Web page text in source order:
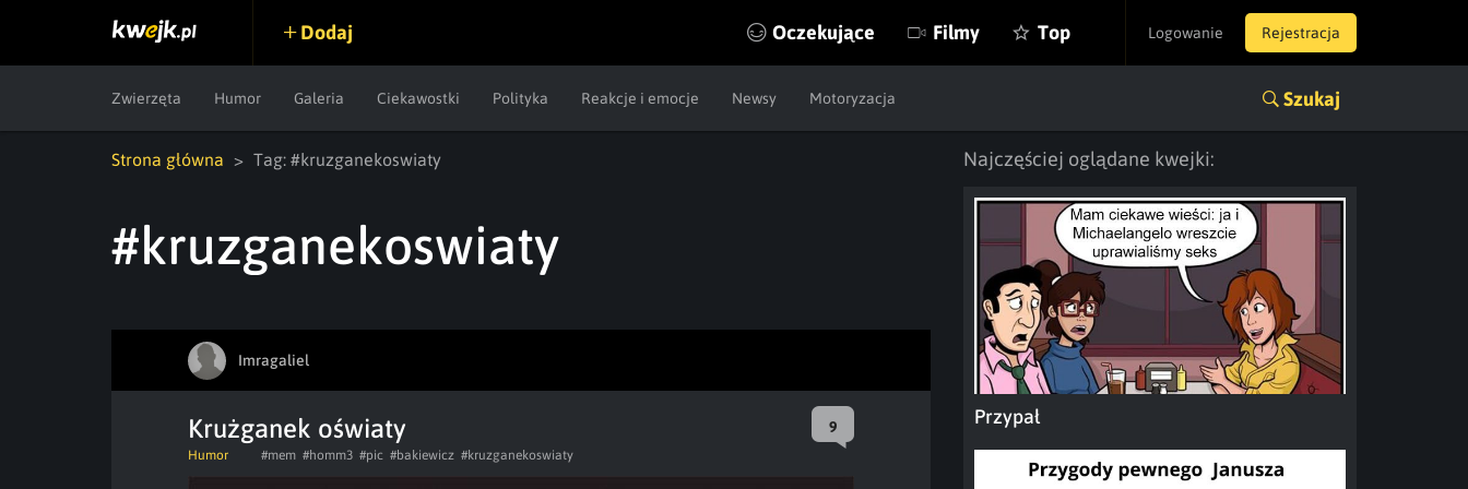
Logowanie Rejestracja
Dodaj Oczekujące Filmy Top
Zwierzęta Humor Galeria Ciekawostki Polityka Reakcje i emocje Newsy Motoryzacja Szukaj
Strona główna Tag: #kruzganekoswiaty
#kruzganekoswiaty
Imragaliel
Krużganek oświaty 9
Humor #mem #homm3 #pic #bakiewicz #kruzganekoswiaty
Najczęściej oglądane kwejki:
Przypał